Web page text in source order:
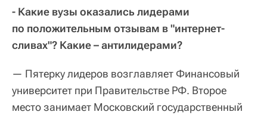
- Какие вузы оказались лидерами
по положительным отзывам в "интернет-
сливах"? Какие – антилидерами?
— Пятерку лидеров возглавляет Финансовый
университет при Правительстве РФ. Второе
место занимает Московский государственный